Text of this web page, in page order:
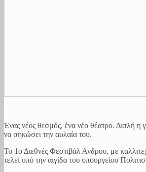
Ένας νέος θεσμός, ένα νέο θέατρο. Διπλή η
να σηκώσει την αυλαία του.
Το 1ο Διεθνές Φεστιβάλ Ανδρου, με
τελεί υπό την αιγίδα του υπουργείου